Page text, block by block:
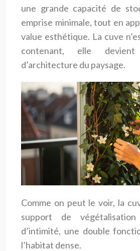
une grande capacité de
emprise minimale, tout en
value esthétique. La cuve
contenant, elle
d’architecture du paysage.
Comme on peut le voir, la
support de
d’intimité, une double
l’habitat dense.